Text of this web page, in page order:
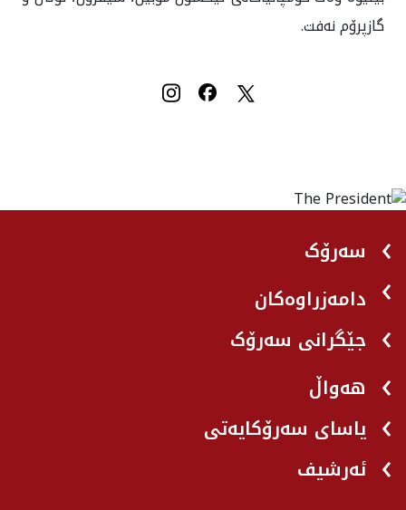
گازپرۆم نەفت.
سەرۆک
دامەزراوەکان
جێگرانی سه‌رۆک
هه‌واڵ
یاسای سەرۆکایەتی
ئەرشیف